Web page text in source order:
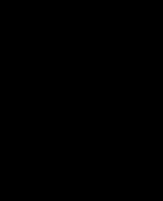
заказ. Оперативно